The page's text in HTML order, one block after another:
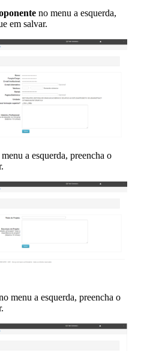
no menu a esquerda,
em salvar.
a esquerda, preencha o
menu a esquerda, preencha o